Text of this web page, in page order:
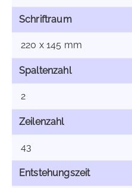
Schriftraum
220 x 145 mm
Spaltenzahl
2
Zeilenzahl
43
Entstehungszeit